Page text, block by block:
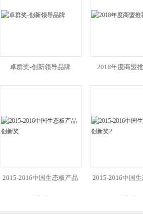
卓群奖-创新领导品牌 2018年度商盟
2015-2016中国生态板产品 2015-2016中国